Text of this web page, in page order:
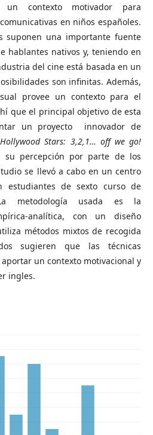
un contexto motivador para
en niños españoles.
suponen una importante fuente
hablantes nativos y, teniendo en
del cine está basada en un
son infinitas. Además,
provee un contexto para el
que el principal objetivo de esta
un proyecto innovador de
Hollywood Stars: 3,2,1… off we go!
percepción por parte de los
se llevó a cabo en un centro
estudiantes de sexto curso de
metodología usada es la
analítica, con un diseño
métodos mixtos de recogida
sugieren que las técnicas
un contexto motivacional y
ingles.